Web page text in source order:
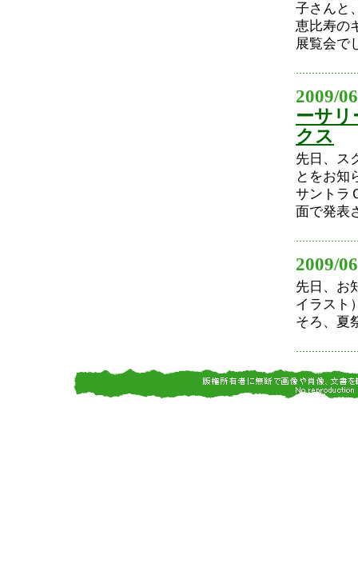
子さんと
恵比寿の
展覧会で
2009/
ーサ
クス
先日、ス
とをお知
サントラ
面で発表
2009/
先日、お
イラスト
そろ、夏